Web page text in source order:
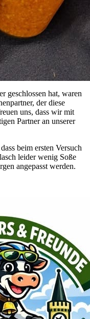
geschlossen hat, waren
der diese
uns, dass wir mit
Partner an unserer
beim ersten Versuch
leider wenig Soße
angepasst werden.